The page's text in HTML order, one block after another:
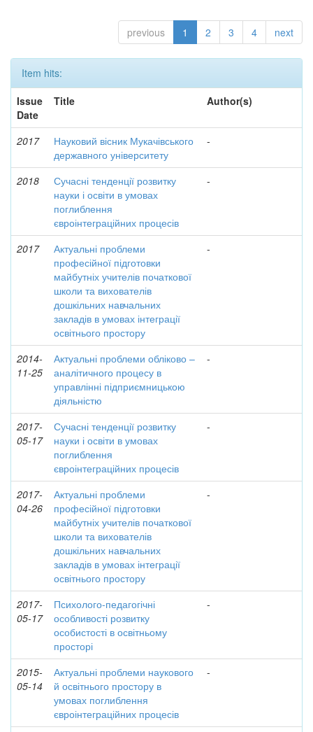
previous 1 2 3 4 next
Item hits:
Issue
Date
Title Author(s)
2017
Науковий вісник Мукачівського
державного університету
-
2018
Сучасні тенденції розвитку
науки і освіти в умовах
поглиблення
євроінтеграційних процесів
-
2017
Актуальні проблеми
професійної підготовки
майбутніх учителів початкової
школи та вихователів
дошкільних навчальних
закладів в умовах інтеграції
освітнього простору
-
2014-
11-25
Актуальні проблеми обліково –
аналітичного процесу в
управлінні підприємницькою
діяльністю
-
2017-
05-17
Сучасні тенденції розвитку
науки і освіти в умовах
поглиблення
євроінтеграційних процесів
-
2017-
04-26
Актуальні проблеми
професійної підготовки
майбутніх учителів початкової
школи та вихователів
дошкільних навчальних
закладів в умовах інтеграції
освітнього простору
-
2017-
05-17
Психолого-педагогічні
особливості розвитку
особистості в освітньому
просторі
-
2015-
05-14
Актуальні проблеми наукового
й освітнього простору в
умовах поглиблення
євроінтеграційних процесів
-